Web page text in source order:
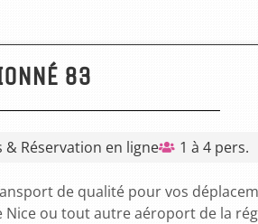
83
& Réservation en ligne 1 à 4 pers.
de qualité pour vos
Nice ou tout autre aéroport de la